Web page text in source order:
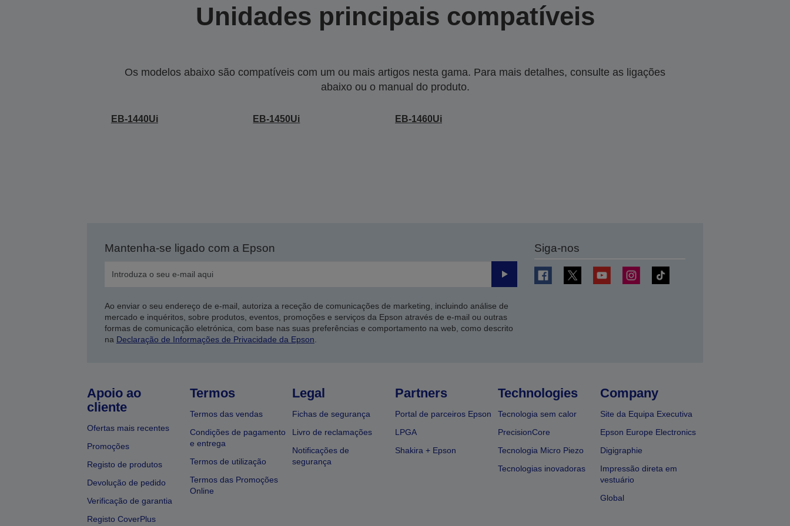
Unidades principais compatíveis
Os modelos abaixo são compatíveis com um ou mais artigos nesta gama. Para mais detalhes, consulte as ligações
abaixo ou o manual do produto.
EB-1440Ui EB-1450Ui EB-1460Ui
Mantenha-se ligado com a Epson
Enviar
Ao enviar o seu endereço de e-mail, autoriza a receção de comunicações de marketing, incluindo análise de
mercado e inquéritos, sobre produtos, eventos, promoções e serviços da Epson através de e-mail ou outras
formas de comunicação eletrónica, com base nas suas preferências e comportamento na web, como descrito
na Declaração de Informações de Privacidade da Epson
Siga-nos
Apoio ao
cliente
Ofertas mais recentes
Promoções
Registo de produtos
Devolução de pedido
Verificação de garantia
Registo CoverPlus
Termos
Termos das vendas
Condições de pagamento
e entrega
Termos de utilização
Termos das Promoções
Online
Legal
Fichas de segurança
Livro de reclamações
Notificações de
segurança
Partners
Portal de parceiros Epson
LPGA
Shakira + Epson
Technologies
Tecnologia sem calor
PrecisionCore
Tecnologia Micro Piezo
Tecnologias inovadoras
Company
Site da Equipa Executiva
Epson Europe Electronics
Digigraphie
Impressão direta em
vestuário
Global